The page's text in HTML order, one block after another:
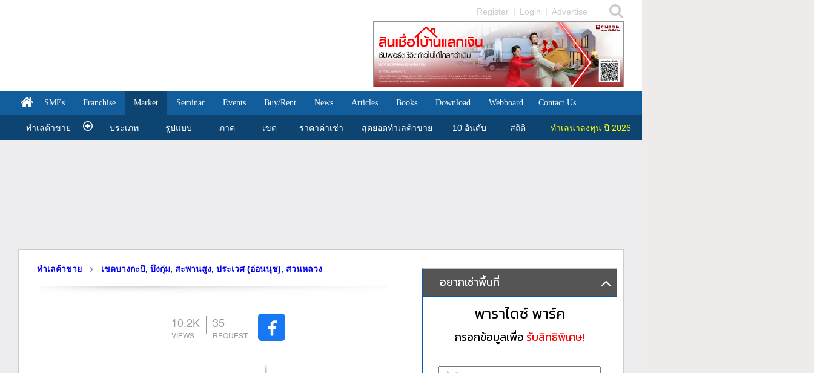
Register | Login | Advertise
SMEs Franchise Market Seminar Events Buy/Rent News Articles Books Download Webboard Contact Us
ทำเลค้าขาย ประเภท รูปแบบ ภาค เขต ราคาค่าเช่า สุดยอดทำเลค้าขาย 10 อันดับ สถิติ ทำเลน่าลงทุน ปี 2026
ทำเลค้าขาย เขตบางกะปิ, บึงกุ่ม, สะพานสูง, ประเวศ (อ่อนนุช), สวนหลวง
10.2K 35
อยากเช่าพื้นที่
พาราไดซ์ พาร์ค
กรอกข้อมูลเพื่อ รับสิทธิพิเศษ!